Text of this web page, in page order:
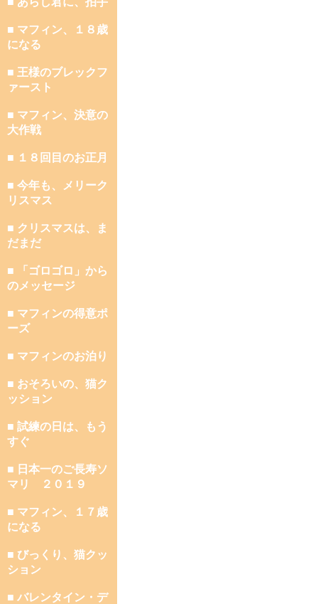
■ マフィン、１８歳
になる
■ 王様のブレックフ
ァースト
■ マフィン、決意の
大作戦
■ １８回目のお正月
■ 今年も、メリーク
リスマス
■ クリスマスは、ま
だまだ
■ 「ゴロゴロ」から
のメッセージ
■ マフィンの得意ポ
ーズ
■ マフィンのお泊り
■ おそろいの、猫ク
ッション
■ 試練の日は、もう
すぐ
■ 日本一のご長寿ソ
マリ ２０１９
■ マフィン、１７歳
になる
■ びっくり、猫クッ
ション
■ バレンタイン・デ